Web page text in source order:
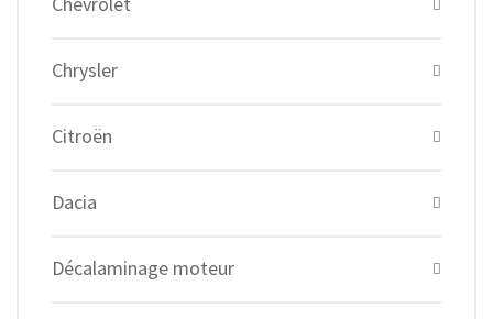
Chrysler
Citroën
Dacia
Décalaminage moteur